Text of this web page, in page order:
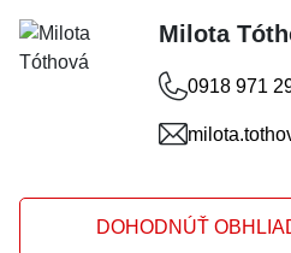
Milota
0918 971
DOHODNÚŤ